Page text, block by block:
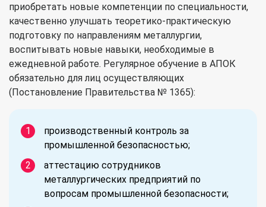
приобретать новые компетенции по специальности,
качественно улучшать теоретико-практическую
подготовку по направлениям металлургии,
воспитывать новые навыки, необходимые в
ежедневной работе. Регулярное обучение в АПОК
обязательно для лиц осуществляющих
(Постановление Правительства № 1365):
производственный контроль за
промышленной безопасностью;
аттестацию сотрудников
металлургических предприятий по
вопросам промышленной безопасности;